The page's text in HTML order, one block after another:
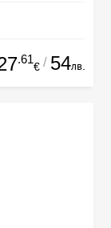
.61
€ / 54лв.